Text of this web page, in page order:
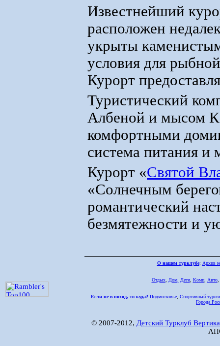
Известнейший
расположен
укрыты
условия для
Курорт
Туристический
Албеной и мысом
комфортными
система питания и
Курорт «Святой
«Солнечным
романтический
безмятежности и
О нашем турклубе: Архив
Отдых, Дом, Дети, Комп, Авто,
Если не в поход, то куда? Подмосковье, Спортивный
Города
© 2007-2012, Детский Турклуб